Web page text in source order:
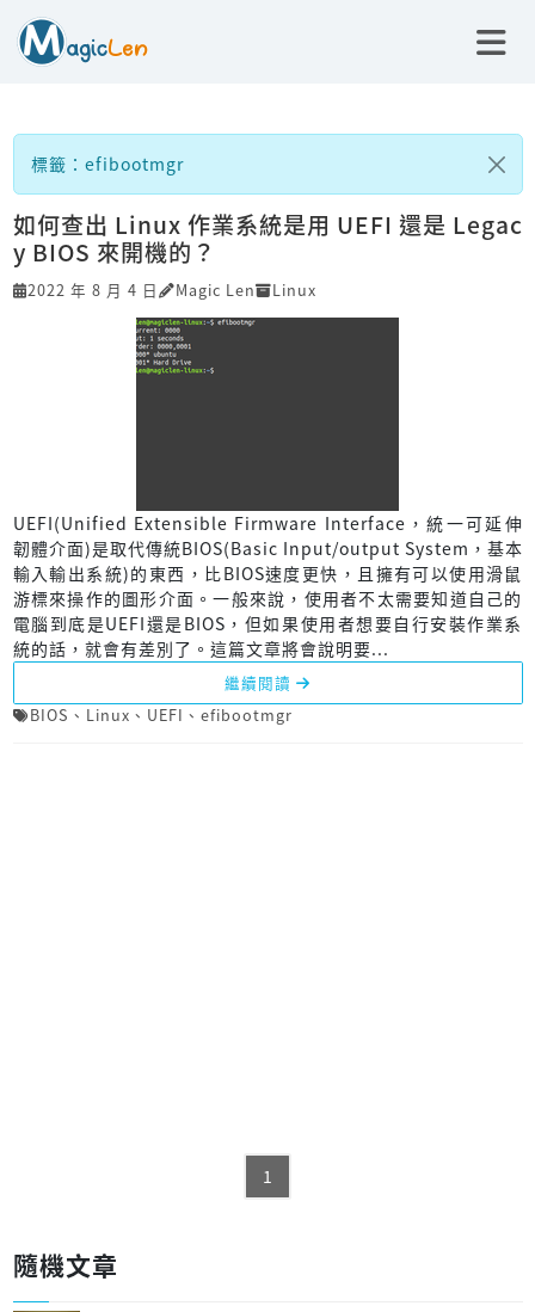
標籤：efibootmgr
如何查出 Linux 作業系統是用 UEFI 還是 Legac
y BIOS 來開機的？
2022 年 8 月 4 日 Magic Len Linux
UEFI(Unified Extensible Firmware Interface，統一可延伸
韌體介面)是取代傳統BIOS(Basic Input/output System，基本
輸入輸出系統)的東西，比BIOS速度更快，且擁有可以使用滑鼠
游標來操作的圖形介面。一般來說，使用者不太需要知道自己的
電腦到底是UEFI還是BIOS，但如果使用者想要自行安裝作業系
統的話，就會有差別了。這篇文章將會說明要...
繼續閱讀
BIOS 、 Linux 、 UEFI 、 efibootmgr
1
隨機文章